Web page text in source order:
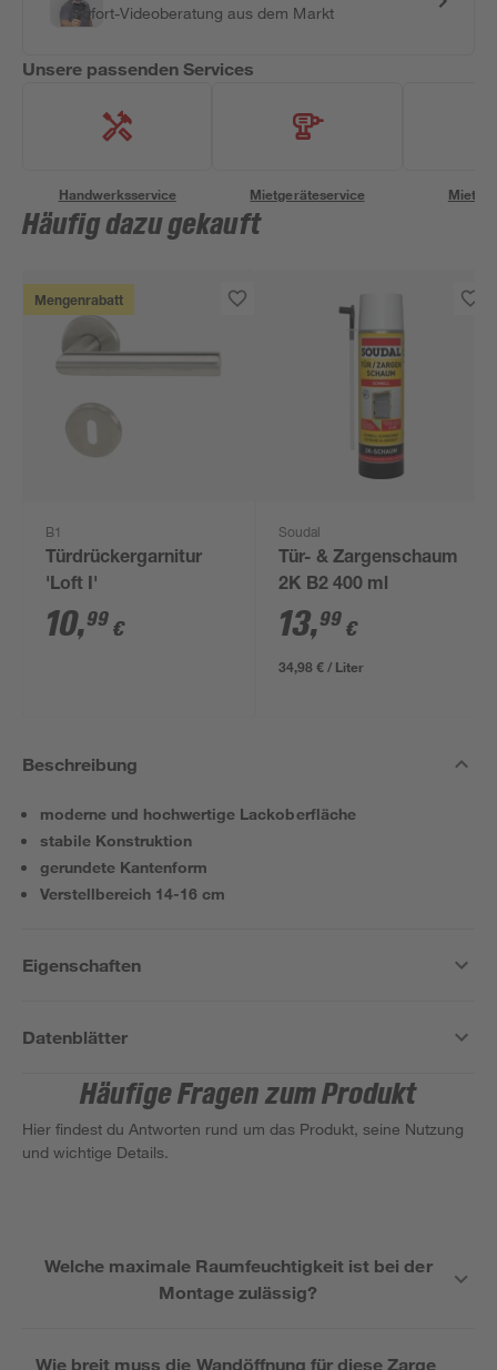
Sofort-Videoberatung aus dem Markt
Unsere passenden Services
Handwerksservice Mietgeräteservice
Häufig dazu gekauft
Mengenrabatt
B1
Türdrückergarnitur
'Loft I'
10,99 €
Soudal
Tür- & Zargenschaum
2K B2 400 ml
13,99 €
34,98 € / Liter
Beschreibung
moderne und hochwertige Lackoberfläche
stabile Konstruktion
gerundete Kantenform
Verstellbereich 14-16 cm
Eigenschaften
Datenblätter
Häufige Fragen zum Produkt
Hier findest du Antworten rund um das Produkt, seine Nutzung
und wichtige Details.
Welche maximale Raumfeuchtigkeit ist bei der
Montage zulässig?
Wie breit muss die Wandöffnung für diese Zarge